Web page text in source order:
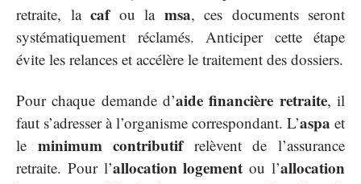
retraite, la cafou la msa, ces documents seront
systématiquement réclamés. Anticiper cette étape
évite les relances et accélère le traitement des dossiers.
Pour chaque demande d’aide financière retraite, il
faut s’adresser à l’organisme correspondant. L’aspa et
le minimum contributifrelèvent de l’assurance
retraite. Pour l’allocation logement ou l’allocation